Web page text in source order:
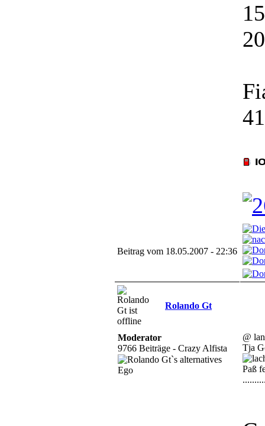
Beitrag vom 18.05.2007 - 22:36
Rolando Gt
Moderator
9766 Beiträge - Crazy Alfista
@
Tja
Paß